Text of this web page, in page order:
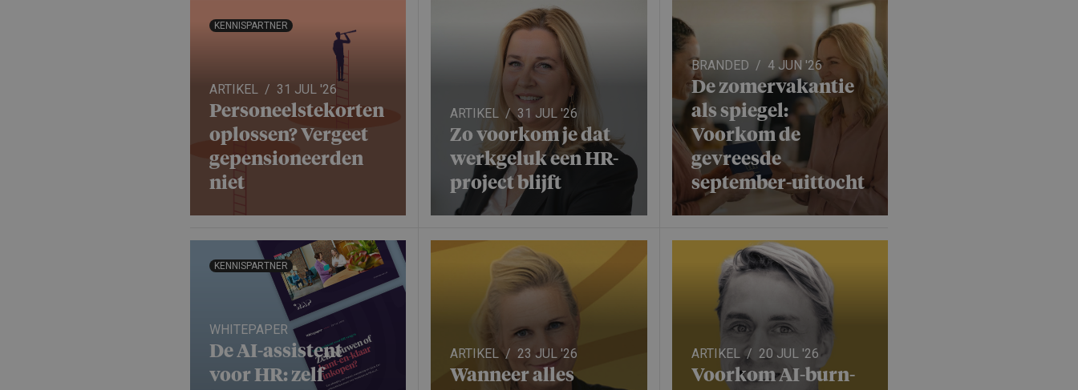
ARTIKEL 31 JUL '26
Personeels­te­korten
oplossen? Vergeet
gepensio­neerden
niet
KENNISPARTNER
ARTIKEL 31 JUL '26
Zo voorkom je dat
werkgeluk een HR-
project blijft
BRANDED 4 JUN '26
De zomervakantie
als spiegel:
Voorkom de
gevreesde
september-uittocht
WHITEPAPER
De AI-assistent
voor HR: zelf
KENNISPARTNER
ARTIKEL 23 JUL '26
Wanneer alles
ARTIKEL 20 JUL '26
Voorkom AI-burn-